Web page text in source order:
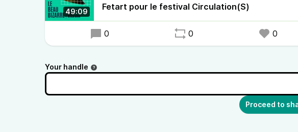
49:09
Fetart pour le festival Circulation(S)
0 0 0
Your handle
Proceed to